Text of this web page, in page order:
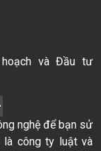
hoạch và Đầu tư
nghệ để bạn sử
là công ty luật và